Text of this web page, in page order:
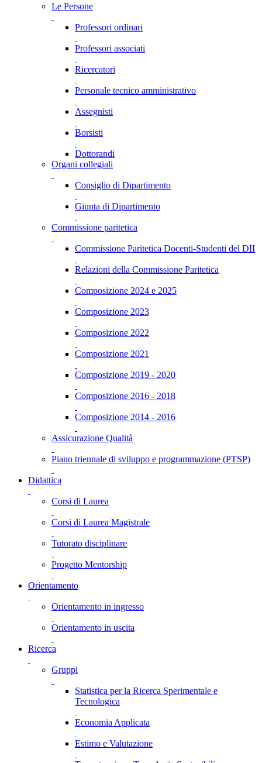
Le Persone
Professori ordinari
Professori associati
Ricercatori
Personale tecnico amministrativo
Assegnisti
Borsisti
Dottorandi
Organi collegiali
Consiglio di Dipartimento
Giunta di Dipartimento
Commissione paritetica
Commissione Paritetica Docenti-Studenti del DII
Relazioni della Commissione Paritetica
Composizione 2024 e 2025
Composizione 2023
Composizione 2022
Composizione 2021
Composizione 2019 - 2020
Composizione 2016 - 2018
Composizione 2014 - 2016
Assicurazione Qualità
Piano triennale di sviluppo e programmazione (PTSP)
Didattica
Corsi di Laurea
Corsi di Laurea Magistrale
Tutorato disciplinare
Progetto Mentorship
Orientamento
Orientamento in ingresso
Orientamento in uscita
Ricerca
Gruppi
Statistica per la Ricerca Sperimentale e
Tecnologica
Economia Applicata
Estimo e Valutazione